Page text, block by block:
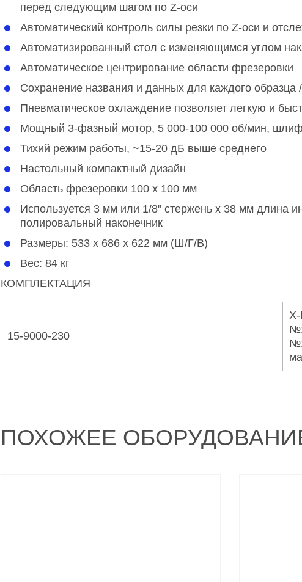
перед следующим шагом по Z-оси
Автоматический контроль силы резки по Z-оси и
Автоматизированный стол с изменяющимся углом
Автоматическое центрирование области фрезеровки
Сохранение названия и данных для каждого образца /
Пневматическое охлаждение позволяет легкую и
Мощный 3-фазный мотор, 5 000-100 000 об/мин,
Тихий режим работы, ~15-20 дБ выше среднего
Настольный компактный дизайн
Область фрезеровки 100 x 100 мм
Используется 3 мм или 1/8" стержень x 38 мм длина
полировальный наконечник
Размеры: 533 x 686 x 622 мм (Ш/Г/В)
Вес: 84 кг
КОМПЛЕКТАЦИЯ
15-9000-230
ПОХОЖЕЕ